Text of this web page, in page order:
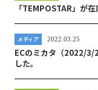
「TEMPOSTAR」が
メディア 2022.03.25
ECのミカタ（2022/3/
した。